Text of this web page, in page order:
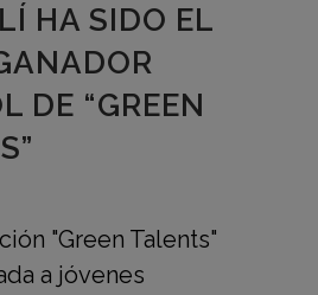
HA SIDO EL
DE “GREEN
"Green Talents"
a jóvenes